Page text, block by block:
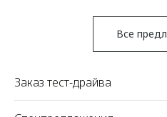
Все
Заказ тест-драйва